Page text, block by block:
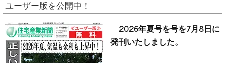
ユーザー版を公開中！
2026年夏号を号を7月8日に
発刊いたしました。